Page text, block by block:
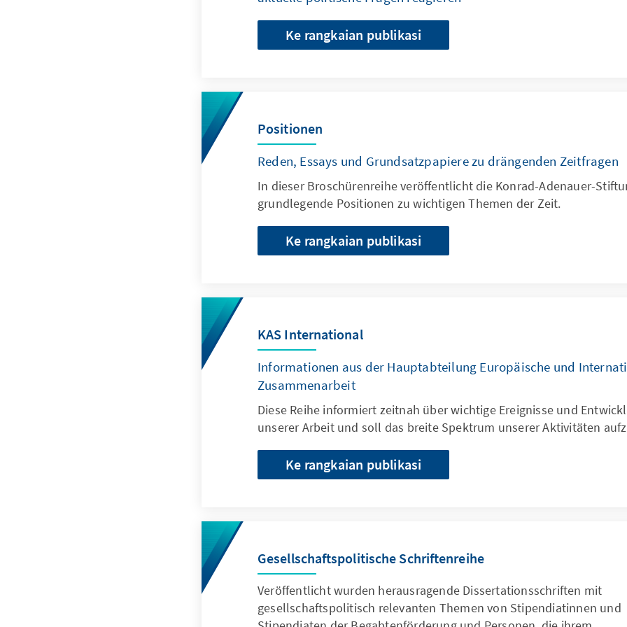
Ke rangkaian publikasi
Positionen
Reden, Essays und Grundsatzpapiere zu drängenden Zeitfragen
In dieser Broschürenreihe veröffentlicht die Konrad-Adenauer-
grundlegende Positionen zu wichtigen Themen der Zeit.
Ke rangkaian publikasi
KAS International
Informationen aus der Hauptabteilung Europäische und
Zusammenarbeit
Diese Reihe informiert zeitnah über wichtige Ereignisse und
unserer Arbeit und soll das breite Spektrum unserer Aktivitäten
Ke rangkaian publikasi
Gesellschaftspolitische Schriftenreihe
Veröffentlicht wurden herausragende Dissertationsschriften mit
gesellschaftspolitisch relevanten Themen von Stipendiatinnen und